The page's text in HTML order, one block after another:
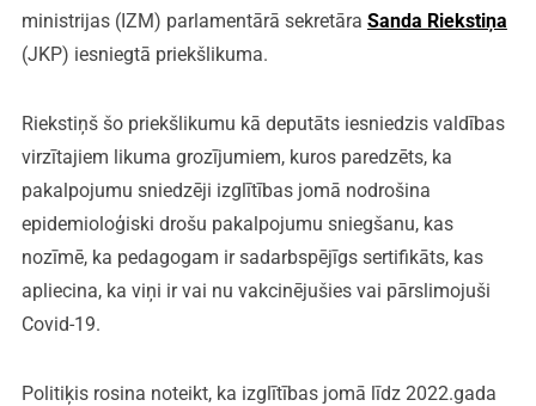
ministrijas (IZM) parlamentārā sekretāra Sanda Riekstiņa
(JKP) iesniegtā priekšlikuma.
Riekstiņš šo priekšlikumu kā deputāts iesniedzis valdības
virzītajiem likuma grozījumiem, kuros paredzēts, ka
pakalpojumu sniedzēji izglītības jomā nodrošina
epidemioloģiski drošu pakalpojumu sniegšanu, kas
nozīmē, ka pedagogam ir sadarbspējīgs sertifikāts, kas
apliecina, ka viņi ir vai nu vakcinējušies vai pārslimojuši
Covid-19.
Politiķis rosina noteikt, ka izglītības jomā līdz 2022.gada